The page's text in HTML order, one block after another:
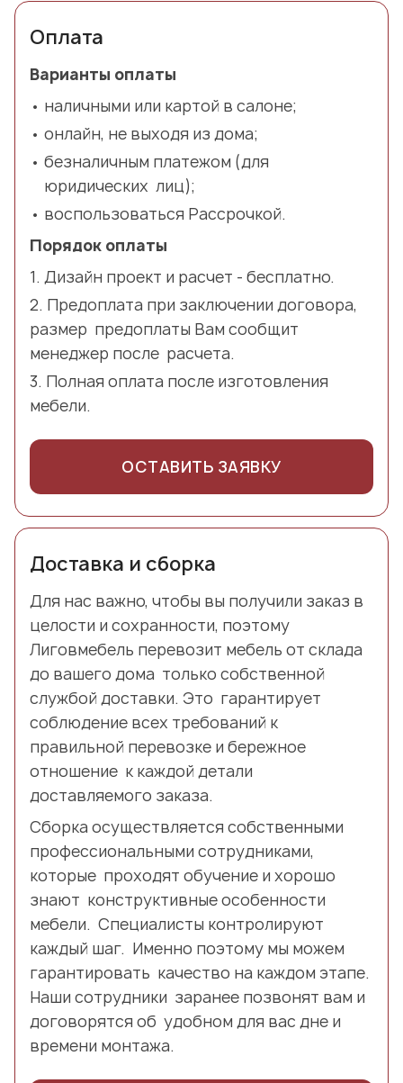
Оплата
Варианты оплаты
наличными или картой в салоне;
онлайн, не выходя из дома;
безналичным платежом (для
юридических лиц);
воспользоваться Рассрочкой.
Порядок оплаты
Дизайн проект и расчет - бесплатно.
Предоплата при заключении договора,
размер предоплаты Вам сообщит
менеджер после расчета.
Полная оплата после изготовления
мебели.
ОСТАВИТЬ ЗАЯВКУ
Доставка и сборка
Для нас важно, чтобы вы получили заказ в
целости и сохранности, поэтому
Лиговмебель перевозит мебель от склада
до вашего дома только собственной
службой доставки. Это гарантирует
соблюдение всех требований к
правильной перевозке и бережное
отношение к каждой детали
доставляемого заказа.
Сборка осуществляется собственными
профессиональными сотрудниками,
которые проходят обучение и хорошо
знают конструктивные особенности
мебели. Специалисты контролируют
каждый шаг. Именно поэтому мы можем
гарантировать качество на каждом этапе.
Наши сотрудники заранее позвонят вам и
договорятся об удобном для вас дне и
времени монтажа.